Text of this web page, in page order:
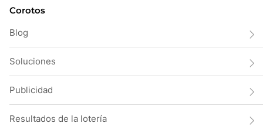
Corotos
Blog
Soluciones
Publicidad
Resultados de la lotería